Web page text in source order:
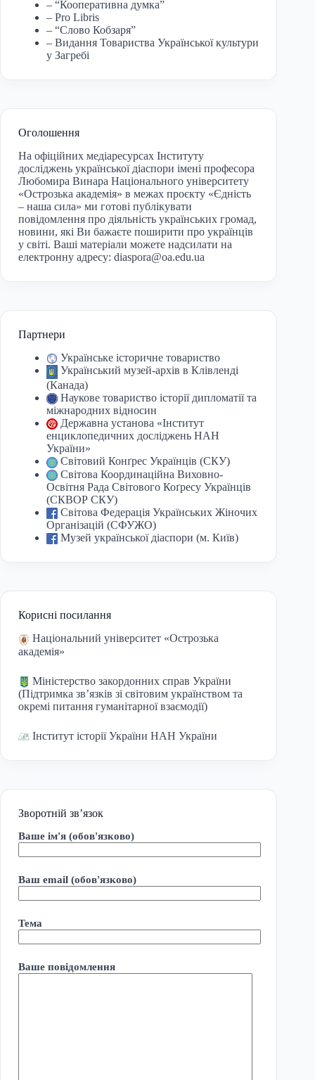
– “Кооперативна думка”
– Pro Libris
– “Слово Кобзаря”
– Видання Товариства Української культури
у Загребі
Оголошення
На офіційних медіаресурсах Інституту
досліджень української діаспори імені професора
Любомира Винара Національного університету
«Острозька академія» в межах проєкту «Єдність
– наша сила» ми готові публікувати
повідомлення про діяльність українських громад,
новини, які Ви бажаєте поширити про українців
у світі. Ваші матеріали можете надсилати на
електронну адресу: diaspora@oa.edu.ua
Партнери
Українське історичне товариство
Український музей-архів в Клівленді
(Канада)
Наукове товариство історії дипломатії та
міжнародних відносин
Державна установа «Інститут
енциклопедичних досліджень НАН
України»
Світовий Конґрес Українців (СКУ)
Світова Координаційна Виховно-
Освітня Рада Світового Коґресу Українців
(СКВОР СКУ)
Світова Федерація Українських Жіночих
Організацій (СФУЖО)
Музей української діаспори (м. Київ)
Корисні посилання
Національний університет «Острозька
академія»
Міністерство закордонних справ України
(Підтримка зв’язків зі світовим українством та
окремі питання гуманітарної взаємодії)
Інститут історії України НАН України
Зворотній зв’язок
Ваше ім'я (обов'язково)
Ваш email (обов'язково)
Тема
Ваше повідомлення